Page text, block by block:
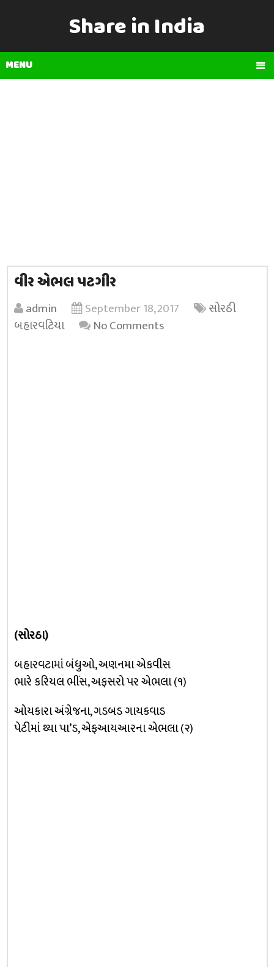
Share in India
MENU
વીર એભલ પટગીર
admin September 18, 2017
સોરઠી
બહારવટિયા
No Comments
(સોરઠા)
બહારવટામાં બંધુઓ, અણનમા એકવીસ
ભારે કરિયલ ભીંસ, અફસરો પર એભલા (૧)
ઓયકારા અંગ્રેજના, ગડબડ ગાયકવાડ
પેટીમાં થ્યા પા’ડ, એફઆયઆરના એભલા (૨)